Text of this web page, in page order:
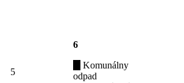
5
6
Komunálny
odpad